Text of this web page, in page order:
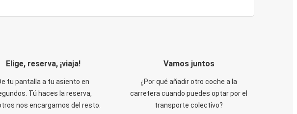
Elige, reserva, ¡viaja!
tu pantalla a tu asiento en
Tú haces la reserva,
nos encargamos del resto.
Vamos juntos
¿Por qué añadir otro coche a la
carretera cuando puedes optar por el
transporte colectivo?